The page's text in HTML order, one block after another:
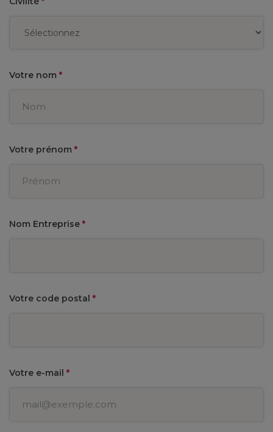
Votre nom *
Votre prénom *
Nom Entreprise *
Votre code postal *
Votre e-mail *